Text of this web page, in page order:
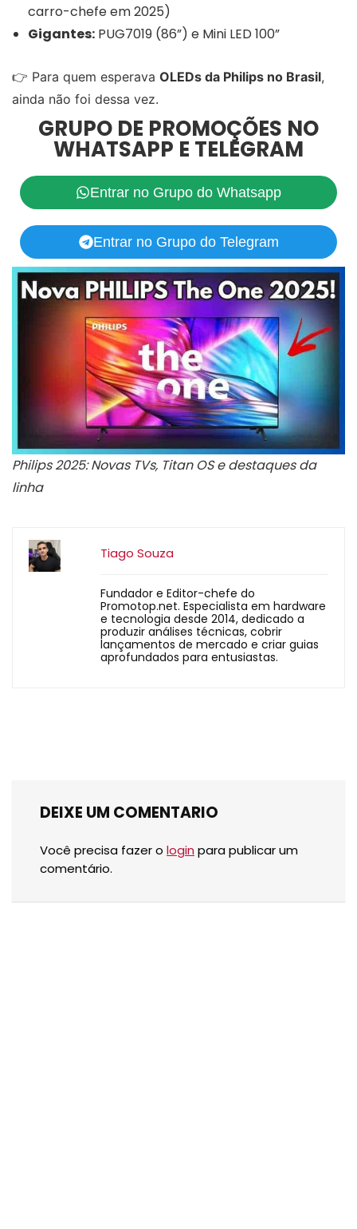
carro-chefe em 2025)
Gigantes: PUG7019 (86”) e Mini LED 100”
👉 Para quem esperava OLEDs da Philips no Brasil,
ainda não foi dessa vez.
GRUPO DE PROMOÇÕES NO
WHATSAPP E TELEGRAM
Entrar no Grupo do Whatsapp
Entrar no Grupo do Telegram
Philips 2025: Novas TVs, Titan OS e destaques da
linha
Tiago Souza
Fundador e Editor-chefe do
Promotop.net. Especialista em hardware
e tecnologia desde 2014, dedicado a
produzir análises técnicas, cobrir
lançamentos de mercado e criar guias
aprofundados para entusiastas.
DEIXE UM COMENTARIO
Você precisa fazer o login para publicar um
comentário.